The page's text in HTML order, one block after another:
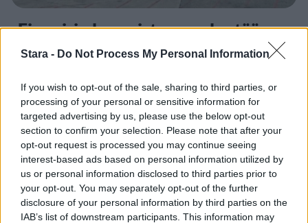
Stara - Do Not Process My Personal Information
If you wish to opt-out of the sale, sharing to third parties, or
processing of your personal or sensitive information for
targeted advertising by us, please use the below opt-out
section to confirm your selection. Please note that after your
opt-out request is processed you may continue seeing
interest-based ads based on personal information utilized by
us or personal information disclosed to third parties prior to
your opt-out. You may separately opt-out of the further
disclosure of your personal information by third parties on the
IAB’s list of downstream participants. This information may
Finnairin lennoista osan lentää
jatkossa toinen lentoyhtiö –
4